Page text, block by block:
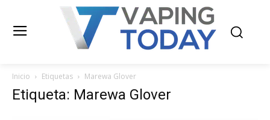
Inicio Etiquetas Marewa Glover
Etiqueta: Marewa Glover